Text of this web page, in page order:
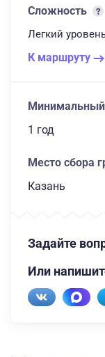
Сложность
Легкий
К маршруту
Минимальный
1 год
Место сбора
Казань
Задайте
Или